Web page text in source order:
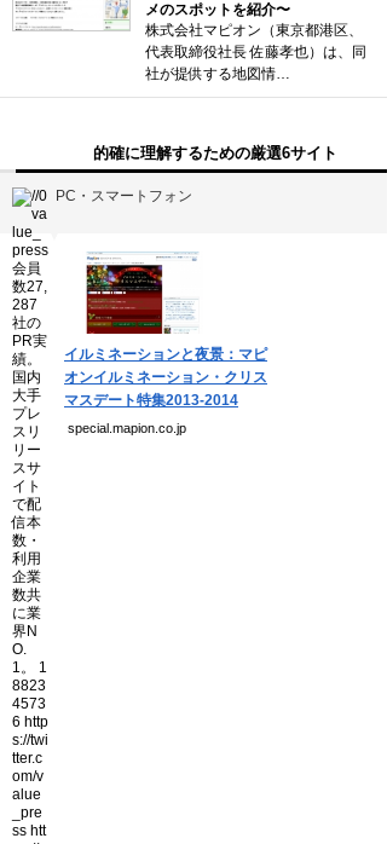
メのスポットを紹介〜
株式会社マピオン（東京都港区、
代表取締役社長 佐藤孝也）は、同
社が提供する地図情…
的確に理解するための厳選6サイト
PC・スマートフォン
イルミネーションと夜景：マピ
オンイルミネーション・クリス
マスデート特集2013-2014
special.mapion.co.jp
UberEATSをお得に活用す…
エアコンのつけっぱなしは「損」
Curated Mediaについて
個人情報保護方針
運営会社
Copyright(C) Ea.Inc.
All Right Reserved.